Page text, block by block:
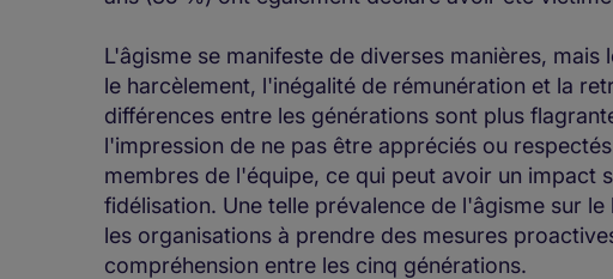
L'âgisme se manifeste de diverses manières,
le harcèlement, l'inégalité de rémunération et la
différences entre les générations sont plus
l'impression de ne pas être appréciés ou
membres de l'équipe, ce qui peut avoir un impact
fidélisation. Une telle prévalence de l'âgisme sur
les organisations à prendre des mesures
compréhension entre les cinq générations.